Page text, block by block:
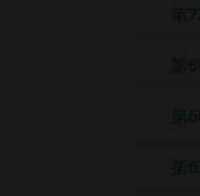
第
第
第
第